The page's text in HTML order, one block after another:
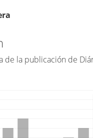
de la publicación de